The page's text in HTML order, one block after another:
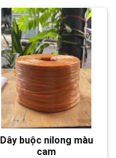
Dây buộc nilong màu
cam